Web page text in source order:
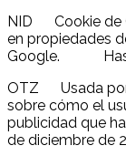
NID Cookie de
en propiedades
Google. Hasta
OTZ Usada por
sobre cómo el
publicidad que
de diciembre de